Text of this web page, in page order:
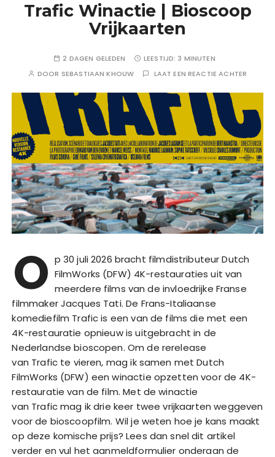
Trafic Winactie | Bioscoop
Vrijkaarten
2 DAGEN GELEDEN LEESTIJD: 3 MINUTEN
DOOR SEBASTIAAN KHOUW LAAT EEN REACTIE ACHTER
O p 30 juli 2026 bracht filmdistributeur Dutch
FilmWorks (DFW) 4K-restauraties uit van
meerdere films van de invloedrijke Franse
filmmaker Jacques Tati. De Frans-Italiaanse
komediefilm Trafic is een van de films die met een
4K-restauratie opnieuw is uitgebracht in de
Nederlandse bioscopen. Om de rerelease
van Trafic te vieren, mag ik samen met Dutch
FilmWorks (DFW) een winactie opzetten voor de 4K-
restauratie van de film. Met de winactie
van Trafic mag ik drie keer twee vrijkaarten weggeven
voor de bioscoopfilm. Wil je weten hoe je kans maakt
op deze komische prijs? Lees dan snel dit artikel
verder en vul het aanmeldformulier onderaan de